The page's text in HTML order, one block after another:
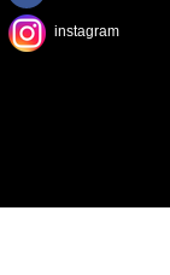
instagram